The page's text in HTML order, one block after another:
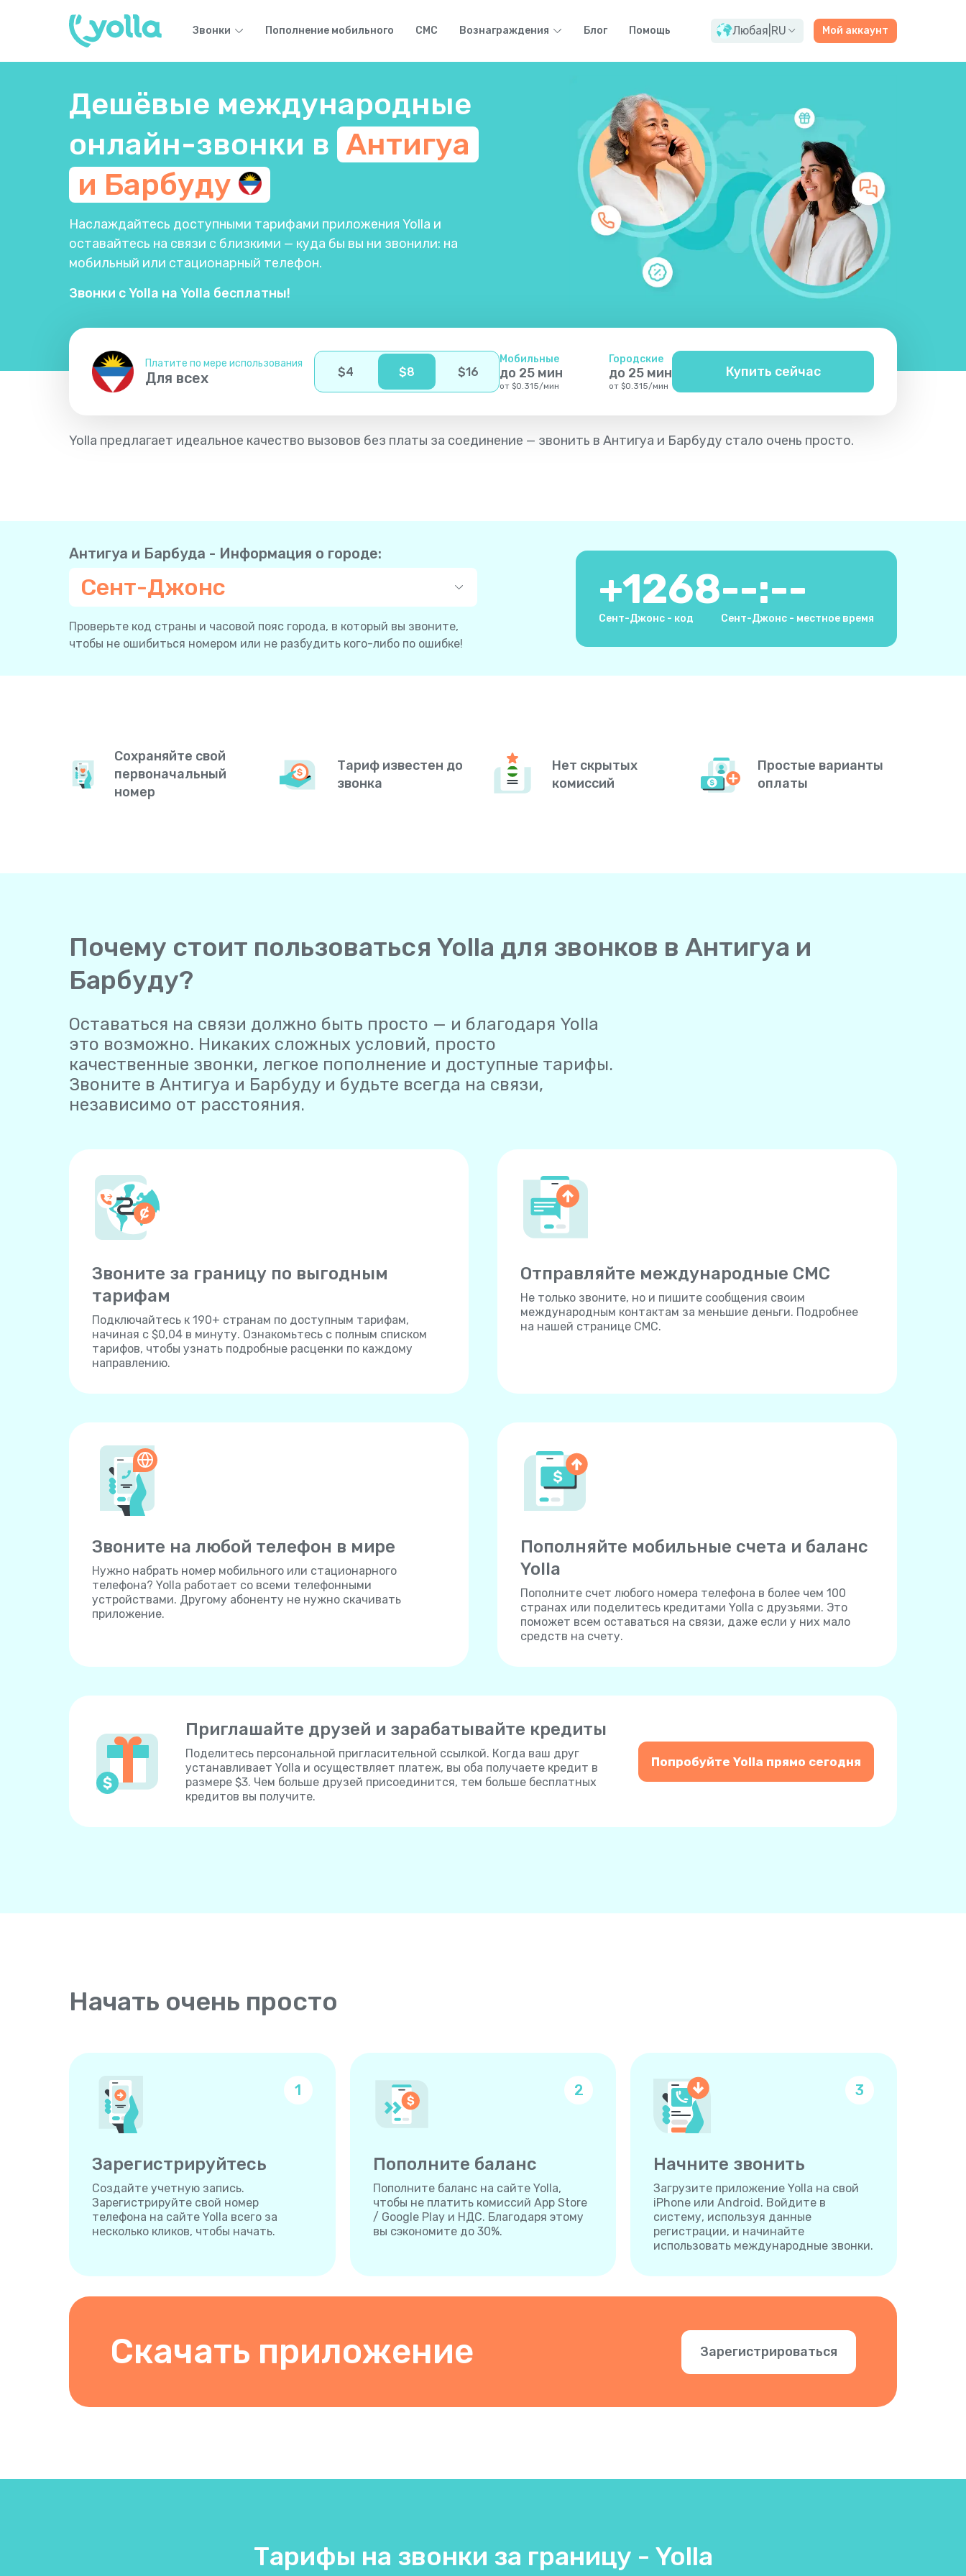
Звонки Пополнение мобильного СМС Вознаграждения Блог Помощь Любая RU Мой аккаунт
Дешёвые международные
онлайн-звонки в Антигуа
и Барбуду
Наслаждайтесь доступными тарифами приложения Yolla и
оставайтесь на связи с близкими — куда бы вы ни звонили: на
мобильный или стационарный телефон.
Звонки с Yolla на Yolla бесплатны!
Платите по мере использования
Для всех $4 $8 $16
Мобильные
до 25 мин
от $0.315/мин
Городские
до 25 мин
от $0.315/мин
Купить сейчас
Yolla предлагает идеальное качество вызовов без платы за соединение — звонить в Антигуа и Барбуду стало очень просто.
Антигуа и Барбуда - Информация о городе:
Сент-Джонс
Проверьте код страны и часовой пояс города, в который вы звоните,
чтобы не ошибиться номером или не разбудить кого-либо по ошибке!
+1268
Сент-Джонс - код
--:--
Сент-Джонс - местное время
Сохраняйте свой
первоначальный
номер
Тариф известен до
звонка
Нет скрытых
комиссий
Простые варианты
оплаты
Почему стоит пользоваться Yolla для звонков в Антигуа и
Барбуду?
Оставаться на связи должно быть просто — и благодаря Yolla
это возможно. Никаких сложных условий, просто
качественные звонки, легкое пополнение и доступные тарифы.
Звоните в Антигуа и Барбуду и будьте всегда на связи,
независимо от расстояния.
Звоните за границу по выгодным
тарифам
Подключайтесь к 190+ странам по доступным тарифам,
начиная с $0,04 в минуту. Ознакомьтесь с полным списком
тарифов, чтобы узнать подробные расценки по каждому
направлению.
Отправляйте международные СМС
Не только звоните, но и пишите сообщения своим
международным контактам за меньшие деньги. Подробнее
на нашей странице СМС.
Звоните на любой телефон в мире
Нужно набрать номер мобильного или стационарного
телефона? Yolla работает со всеми телефонными
устройствами. Другому абоненту не нужно скачивать
приложение.
Пополняйте мобильные счета и баланс
Yolla
Пополните счет любого номера телефона в более чем 100
странах или поделитесь кредитами Yolla с друзьями. Это
поможет всем оставаться на связи, даже если у них мало
средств на счету.
Приглашайте друзей и зарабатывайте кредиты
Поделитесь персональной пригласительной ссылкой. Когда ваш друг
устанавливает Yolla и осуществляет платеж, вы оба получаете кредит в
размере $3. Чем больше друзей присоединится, тем больше бесплатных
кредитов вы получите.
Попробуйте Yolla прямо сегодня
Начать очень просто
1
Зарегистрируйтесь
Создайте учетную запись.
Зарегистрируйте свой номер
телефона на сайте Yolla всего за
несколько кликов, чтобы начать.
2
Пополните баланс
Пополните баланс на сайте Yolla,
чтобы не платить комиссий App Store
/ Google Play и НДС. Благодаря этому
вы сэкономите до 30%.
3
Начните звонить
Загрузите приложение Yolla на свой
iPhone или Android. Войдите в
систему, используя данные
регистрации, и начинайте
использовать международные звонки.
Скачать приложение Зарегистрироваться
Тарифы на звонки за границу - Yolla